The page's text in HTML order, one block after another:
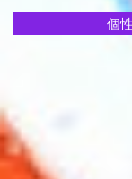
個